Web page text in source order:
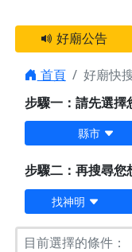
好廟公告
首頁
好廟快搜
步驟一：請先選擇
縣市
步驟二：再搜尋您
找神明
目前選擇的條件：